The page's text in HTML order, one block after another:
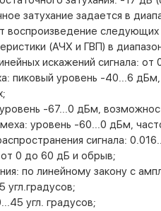
затухание задается в
воспроизведение следующих
(АЧХ и ГВП) в
искажений сигнала: от
пиковый уровень -40...6
-67...0 дБм,
уровень -60...0 дБм,
сигнала:
от 0 до 60 дБ и обрыв;
по линейному закону с
угл.градусов;
угл. градусов;